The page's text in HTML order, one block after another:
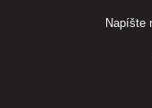
Napíšte